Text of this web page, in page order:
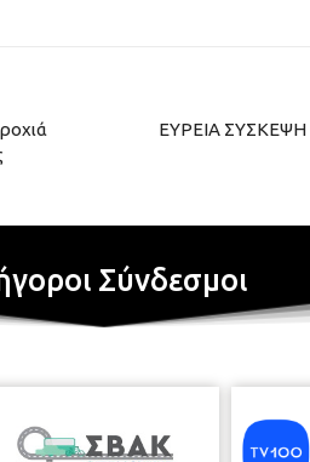
ΕΥΡΕΙΑ
Σύνδεσμοι